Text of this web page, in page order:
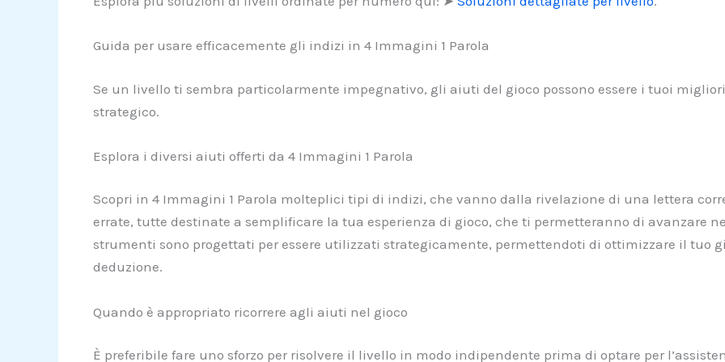
Guida per usare efficacemente gli indizi in 4 Immagini 1 Parola
Se un livello ti sembra particolarmente impegnativo, gli aiuti del gioco possono essere i tuoi
strategico.
Esplora i diversi aiuti offerti da 4 Immagini 1 Parola
Scopri in 4 Immagini 1 Parola molteplici tipi di indizi, che vanno dalla rivelazione di una lettera
errate, tutte destinate a semplificare la tua esperienza di gioco, che ti permetteranno di avanzare
strumenti sono progettati per essere utilizzati strategicamente, permettendoti di ottimizzare il tuo
deduzione.
Quando è appropriato ricorrere agli aiuti nel gioco
È preferibile fare uno sforzo per risolvere il livello in modo indipendente prima di optare per